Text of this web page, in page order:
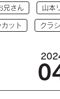
兄さん 山本
ット クラ